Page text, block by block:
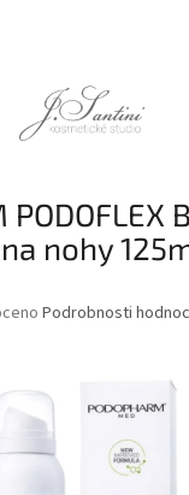
PODOFLEX
nohy
Podrobnosti